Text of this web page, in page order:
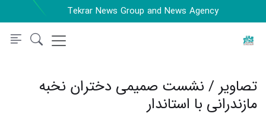
Tekrar News Group and News Agency
تصاویر / نشست صمیمی دختران نخبه
مازندرانی با استاندار